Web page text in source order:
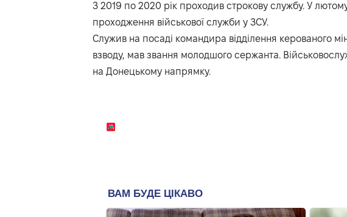
З 2019 по 2020 рік проходив строкову службу. У
проходження військової служби у ЗСУ.
Служив на посаді командира відділення керованого
взводу, мав звання молодшого сержанта.
на Донецькому напрямку.